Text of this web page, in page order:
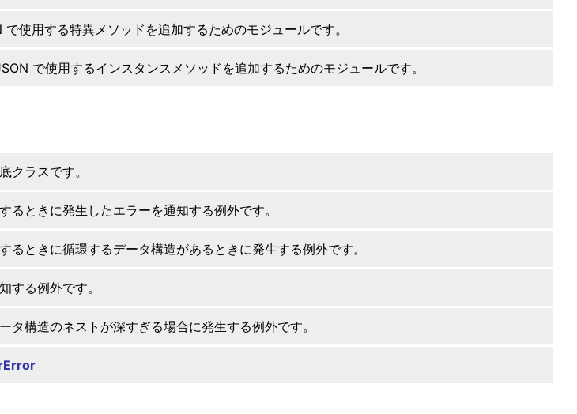
使用する特異メソッドを追加するためのモジュールです。
で使用するインスタンスメソッドを追加するためのモジュールです。
クラスです。
るときに発生したエラーを通知する例外です。
るときに循環するデータ構造があるときに発生する例外です。
する例外です。
タ構造のネストが深すぎる場合に発生する例外です。